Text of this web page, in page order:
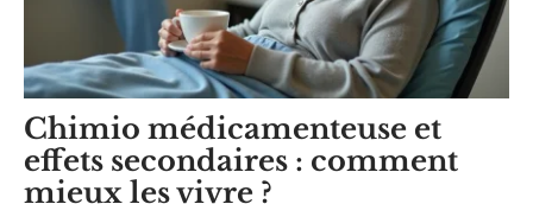
Chimio médicamenteuse et
effets secondaires : comment
mieux les vivre ?